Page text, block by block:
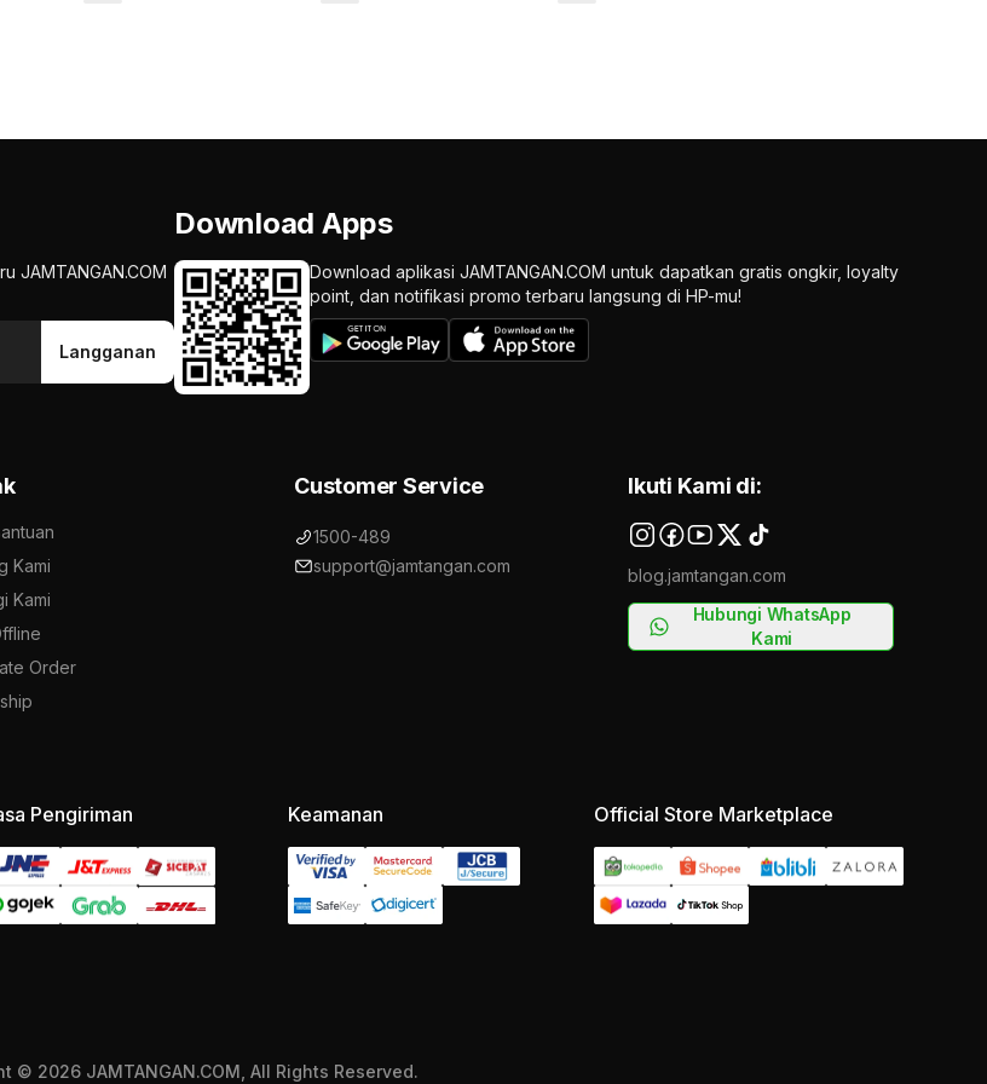
JAMTANGAN.COM
Langganan
Download Apps
Download aplikasi JAMTANGAN.COM untuk dapatkan gratis ongkir, loyalty
point, dan notifikasi promo terbaru langsung di HP-mu!
Kami
Kami
Order
Customer Service
1500-489
support@jamtangan.com
Ikuti Kami di:
blog.jamtangan.com
Hubungi WhatsApp
Kami
Pengiriman Keamanan Official Store Marketplace
© 2026 JAMTANGAN.COM, All Rights Reserved.